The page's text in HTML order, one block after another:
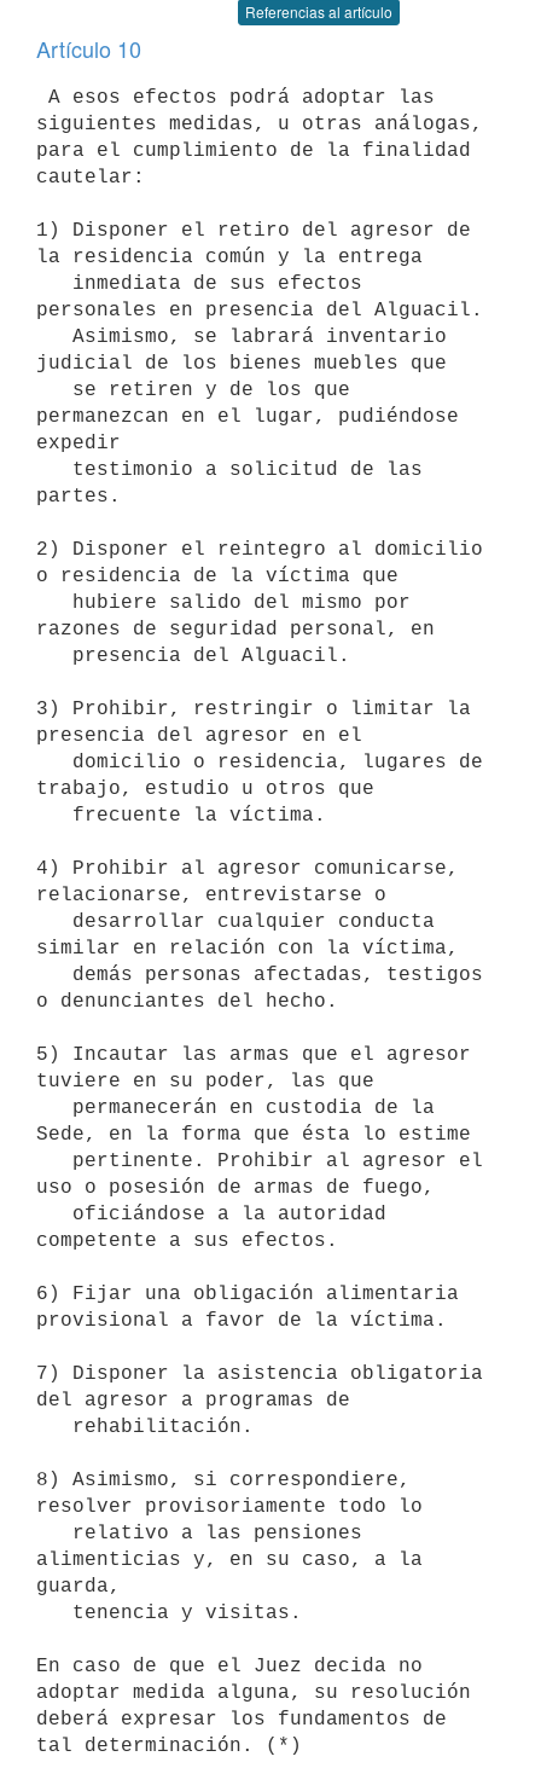
Referencias al artículo
Artículo 10
siguientes medidas, u otras análogas,
para el cumplimiento de la finalidad
cautelar:
1) Disponer el retiro del agresor de
la residencia común y la entrega
personales en presencia del Alguacil.
judicial de los bienes muebles que
permanezcan en el lugar, pudiéndose
expedir
partes.
2) Disponer el reintegro al domicilio
o residencia de la víctima que
razones de seguridad personal, en
3) Prohibir, restringir o limitar la
presencia del agresor en el
trabajo, estudio u otros que
4) Prohibir al agresor comunicarse,
relacionarse, entrevistarse o
similar en relación con la víctima,
o denunciantes del hecho.
5) Incautar las armas que el agresor
tuviere en su poder, las que
Sede, en la forma que ésta lo estime
uso o posesión de armas de fuego,
competente a sus efectos.
6) Fijar una obligación alimentaria
provisional a favor de la víctima.
7) Disponer la asistencia obligatoria
del agresor a programas de
8) Asimismo, si correspondiere,
resolver provisoriamente todo lo
alimenticias y, en su caso, a la
guarda,
En caso de que el Juez decida no
adoptar medida alguna, su resolución
deberá expresar los fundamentos de